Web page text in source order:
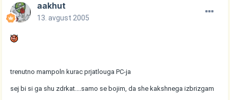
aakhut
13. avgust 2005
trenutno mampoln kurac prjatlouga PC-ja
sej bi si ga shu zdrkat....samo se bojim, da she kakshnega izbrizgam